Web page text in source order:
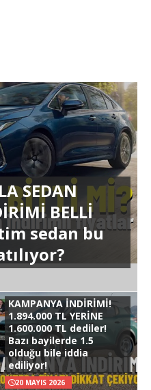
SEDAN
BELLİ
sedan bu
KAMPANYA İNDİRİMİ!
1.894.000 TL YERİNE
1.600.000 TL dediler!
Bazı bayilerde 1.5
olduğu bile iddia
ediliyor!
20 MAYIS 2026